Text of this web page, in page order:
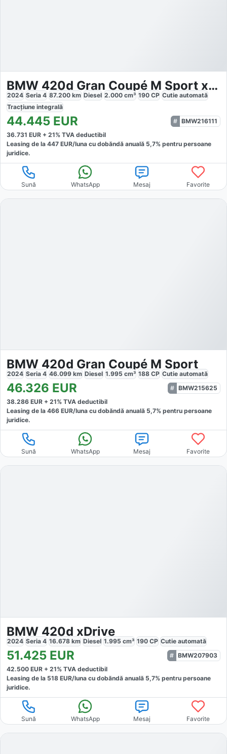
BMW 420d Gran Coupé M Sport xDrive
2024 Seria 4 87.200 km Diesel 2.000 cm³ 190 CP Cutie automată
Tracțiune integrală
44.445 EUR
BMW216111
36.731 EUR + 21% TVA deductibil
Leasing de la 447 EUR/luna cu dobăndă anuală 5,7% pentru persoane
juridice.
Sună WhatsApp Mesaj Favorite
BMW 420d Gran Coupé M Sport
2024 Seria 4 46.099 km Diesel 1.995 cm³ 188 CP Cutie automată
46.326 EUR
BMW215625
38.286 EUR + 21% TVA deductibil
Leasing de la 466 EUR/luna cu dobăndă anuală 5,7% pentru persoane
juridice.
Sună WhatsApp Mesaj Favorite
BMW 420d xDrive
2024 Seria 4 16.678 km Diesel 1.995 cm³ 190 CP Cutie automată
51.425 EUR
BMW207903
42.500 EUR + 21% TVA deductibil
Leasing de la 518 EUR/luna cu dobăndă anuală 5,7% pentru persoane
juridice.
Sună WhatsApp Mesaj Favorite